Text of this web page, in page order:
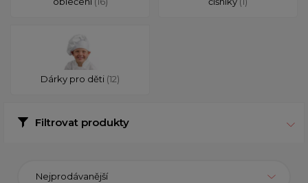
Dárky pro děti (12)
Filtrovat produkty
Nejprodávanější